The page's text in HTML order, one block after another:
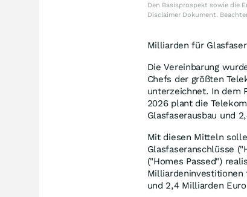
Den Basisprospekt sowie die
Disclaimer Dokument.
Milliarden für
Die Vereinbarung
Chefs der größten
unterzeichnet. In dem
2026 plant die
Glasfaserausbau und
Mit diesen Mitteln
Glasfaseranschlüsse
("Homes Passed")
und 2,4 Milliarden